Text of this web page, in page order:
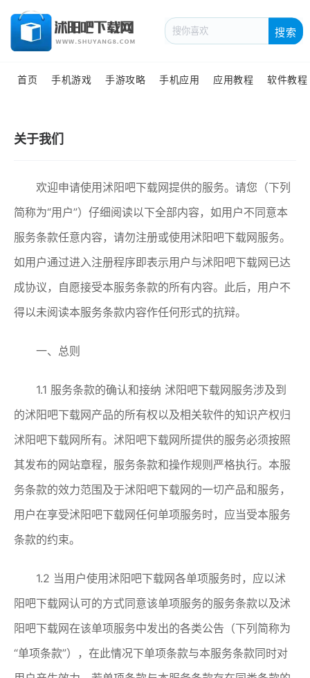
搜索
首页 手机游戏 手游攻略 手机应用 应用教程 软件教程
关于我们
欢迎申请使用沭阳吧下载网提供的服务。请您（下列
简称为“用户”）仔细阅读以下全部内容，如用户不同意本
服务条款任意内容，请勿注册或使用沭阳吧下载网服务。
如用户通过进入注册程序即表示用户与沭阳吧下载网已达
成协议，自愿接受本服务条款的所有内容。此后，用户不
得以未阅读本服务条款内容作任何形式的抗辩。
一、总则
1.1 服务条款的确认和接纳 沭阳吧下载网服务涉及到
的沭阳吧下载网产品的所有权以及相关软件的知识产权归
沭阳吧下载网所有。沭阳吧下载网所提供的服务必须按照
其发布的网站章程，服务条款和操作规则严格执行。本服
务条款的效力范围及于沭阳吧下载网的一切产品和服务，
用户在享受沭阳吧下载网任何单项服务时，应当受本服务
条款的约束。
1.2 当用户使用沭阳吧下载网各单项服务时，应以沭
阳吧下载网认可的方式同意该单项服务的服务条款以及沭
阳吧下载网在该单项服务中发出的各类公告（下列简称为
“单项条款”），在此情况下单项条款与本服务条款同时对